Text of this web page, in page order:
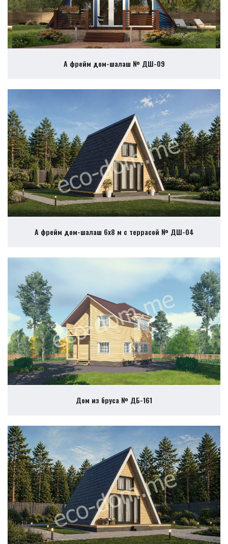
А фрейм дом-шалаш № ДШ-09
А фрейм дом-шалаш 6х8 м с террасой № ДШ-04
Дом из бруса № ДБ-161